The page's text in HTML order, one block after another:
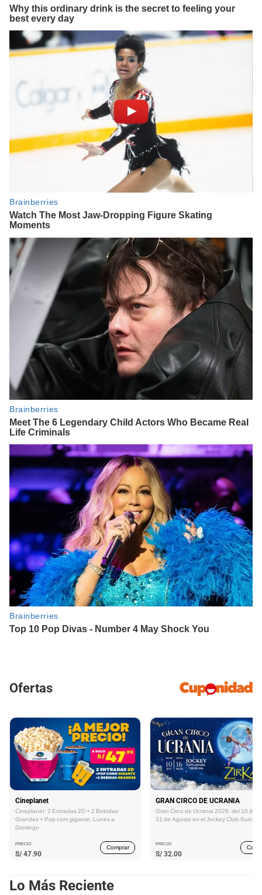
Ofertas
Cineplanet
Cineplanet: 2 Entradas 2D + 2 Bebidas
Grandes + Pop corn gigante. Lunes a
Domingo
PRECIO
S/ 47.90
Comprar
GRAN CIRCO DE UCRANIA
Gran Circo de Ucrania 2026: del 10 de
31 de Agosto en el Jockey Club-Surco
PRECIO
S/ 32.00
Lo Más Reciente